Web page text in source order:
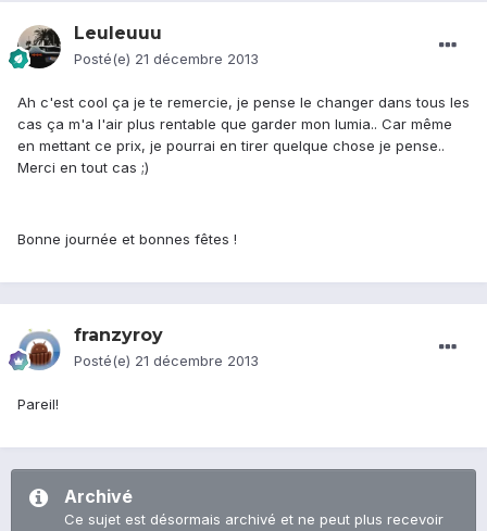
Leuleuuu
Posté(e) 21 décembre 2013
Ah c'est cool ça je te remercie, je pense le changer dans tous les
cas ça m'a l'air plus rentable que garder mon lumia.. Car même
en mettant ce prix, je pourrai en tirer quelque chose je pense..
Merci en tout cas ;)
Bonne journée et bonnes fêtes !
franzyroy
Posté(e) 21 décembre 2013
Pareil!
Archivé
Ce sujet est désormais archivé et ne peut plus recevoir